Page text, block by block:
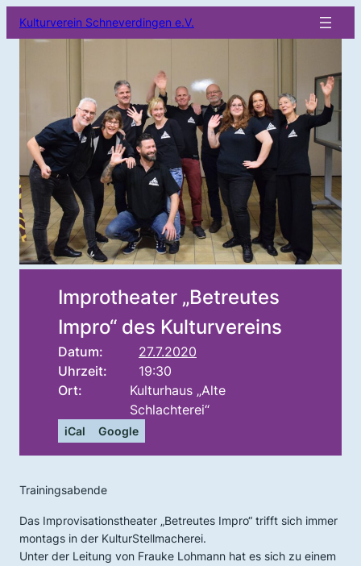
Kulturverein Schneverdingen e.V.
Improtheater „Betreutes
Impro“ des Kulturvereins
Datum:
27.7.2020
Uhrzeit:
19:30
Ort:
Kulturhaus „Alte
Schlachterei“
iCal Google
Trainingsabende
Das Improvisationstheater „Betreutes Impro“ trifft sich immer
montags in der KulturStellmacherei.
Unter der Leitung von Frauke Lohmann hat es sich zu einem